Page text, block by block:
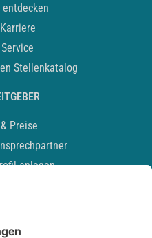
Stellenkatalog
Preise
anlegen